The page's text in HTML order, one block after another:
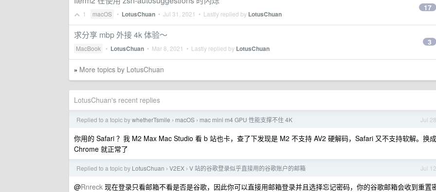
1 macOS • LotusChuan • Jul 31, 2021 • Lastly replied by LotusChuan
17
求分享 mbp 外接 4k 体验～
MacBook • LotusChuan • Mar 8, 2021 • Lastly replied by LotusChuan
3
» More topics by LotusChuan
LotusChuan's recent replies
Jul 28
Replied to a topic bywhetherTsmile › macOS › mac mini m4 GPU 性能支撑不住 4K
你用的 Safari ？我 M2 Max Mac Studio 看 b 站也卡，查了下发现是 M2 不支持 AV2 硬解码，Safari 又不支持软解。换成
Chrome 就正常了
Jul 12
Replied to a topic by LotusChuan › V2EX › V 站的谷歌登录似乎直接用的谷歌账户的邮箱
@Rnreck 现在登录只看邮箱不看是否是谷歌，因此你可以直接用邮箱登录并且选择忘记密码，你的谷歌邮箱会收到重置